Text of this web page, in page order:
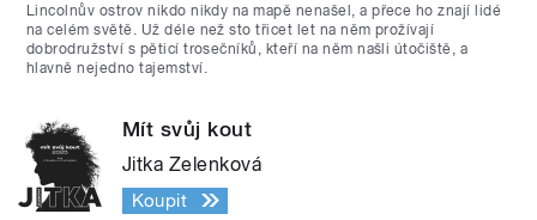
Lincolnův ostrov nikdo nikdy na mapě nenašel, a přece ho znají lidé
na celém světě. Už déle než sto třicet let na něm prožívají
dobrodružství s pěticí trosečníků, kteří na něm našli útočiště, a
hlavně nejedno tajemství.
Mít svůj kout
Jitka Zelenková
Koupit